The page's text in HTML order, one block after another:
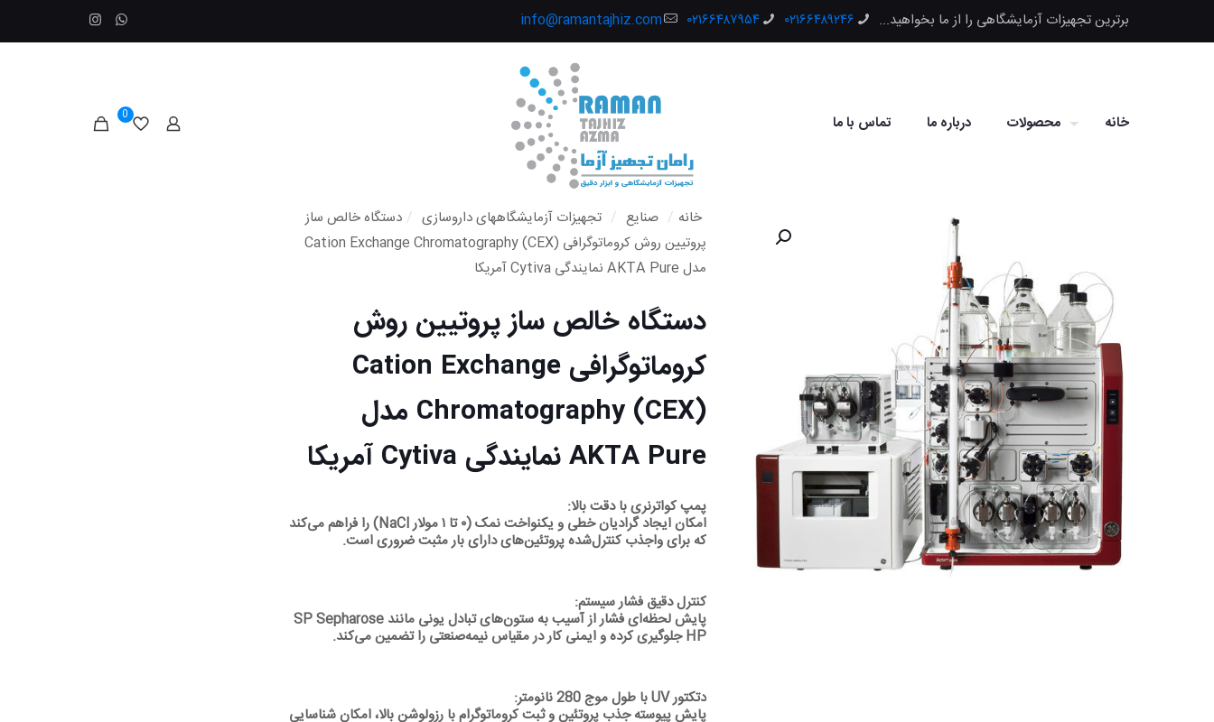
برترین تجهیزات آزمایشگاهی را از ما بخواهید... ۰۲۱۶۶۴۸۹۲۴۶ ۰۲۱۶۶۴۸۷۹۵۴ info@ramantajhiz.com
خانه محصولات درباره ما تماس با ما 0
خانه / صنایع / تجهیزات آزمایشگاههای داروسازی / دستگاه خالص ساز
پروتیین روش کروماتوگرافی Cation Exchange Chromatography (CEX)
مدل AKTA Pure نمایندگی Cytiva آمریکا
دستگاه خالص ساز پروتیین روش
کروماتوگرافی Cation Exchange
Chromatography (CEX) مدل
AKTA Pure نمایندگی Cytiva آمریکا
پمپ کواترنری با دقت بالا:
امکان ایجاد گرادیان خطی و یکنواخت نمک (۰ تا ۱ مولار NaCl) را فراهم می‌کند
که برای واجذب کنترل‌شده پروتئین‌های دارای بار مثبت ضروری است.
کنترل دقیق فشار سیستم:
پایش لحظه‌ای فشار از آسیب به ستون‌های تبادل یونی مانند SP Sepharose
HP جلوگیری کرده و ایمنی کار در مقیاس نیمه‌صنعتی را تضمین می‌کند.
دتکتور UV با طول موج 280 نانومتر:
پایش پیوسته جذب پروتئین و ثبت کروماتوگرام با رزولوشن بالا، امکان شناسایی